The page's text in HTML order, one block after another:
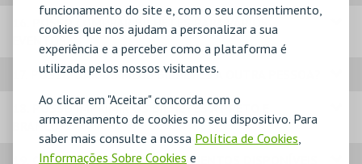
funcionamento do site e, com o seu consentimento,
cookies que nos ajudam a personalizar a sua
experiência e a perceber como a plataforma é
utilizada pelos nossos visitantes.
Ao clicar em "Aceitar" concorda com o
armazenamento de cookies no seu dispositivo. Para
saber mais consulte a nossa Política de Cookies
Informações Sobre Cookies e
16. POSSO COMPRAR BILHETES PARA VÁRIOS
EVENTOS?
17. POSSO DAR OS MEUS BILHETES A OUTRA PESSOA?
18. POSSO IMPRIMIR OS BILHETES A PRETO E
BRANCO?
19. QUAIS OS MODOS DE PAGAMENTOS DISPONÍVEIS